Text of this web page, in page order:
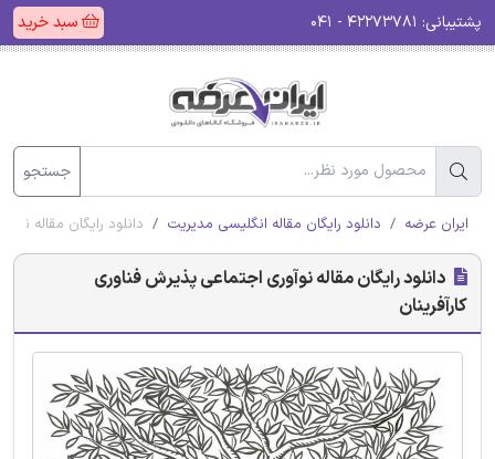
پشتیبانی: سبد خرید
جستجو
ایران عرضه دانلود رایگان مقاله انگلیسی مدیریت دانلود رایگان مقاله
دانلود رایگان مقاله نوآوری اجتماعی پذیرش فناوری
کارآفرینان